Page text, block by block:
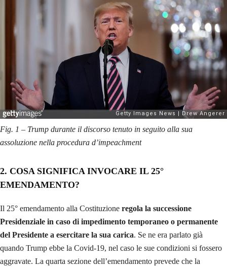
Fig. 1 – Trump durante il discorso tenuto in seguito alla sua
assoluzione nella procedura d’impeachment
2. COSA SIGNIFICA INVOCARE IL 25°
EMENDAMENTO?
Il 25° emendamento alla Costituzione regola la successione
Presidenziale in caso di impedimento temporaneo o permanente
del Presidente a esercitare la sua carica. Se ne era parlato già
quando Trump ebbe la Covid-19, nel caso le sue condizioni si fossero
aggravate. La quarta sezione dell’emendamento prevede che la